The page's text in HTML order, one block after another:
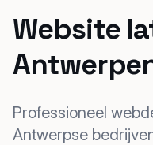
Website
Professioneel
Antwerpse